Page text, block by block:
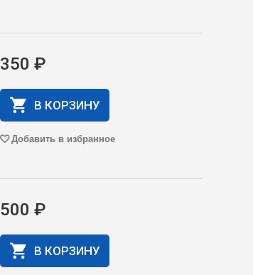
350 ₽
В КОРЗИНУ
Добавить в избранное
500 ₽
В КОРЗИНУ